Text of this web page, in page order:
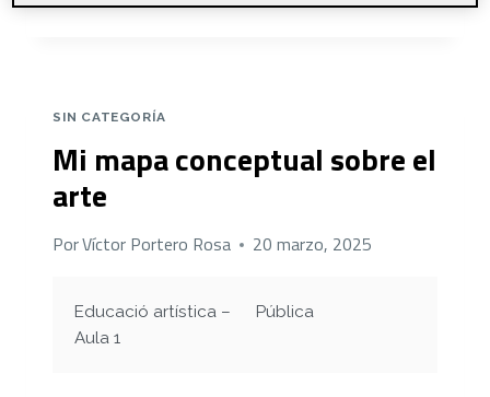
SIN CATEGORÍA
Mi mapa conceptual sobre el
arte
PorVíctor Portero Rosa 20 marzo, 2025
Educació artística –
Aula 1
Pública